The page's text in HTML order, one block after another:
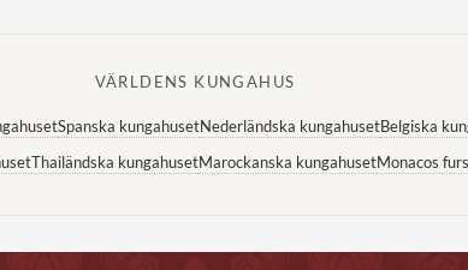
VÄRLDENS KUNGAHUS
Spanska kungahusetNederländska kungahusetBelgiska
Thailändska kungahusetMarockanska kungahusetMonacos